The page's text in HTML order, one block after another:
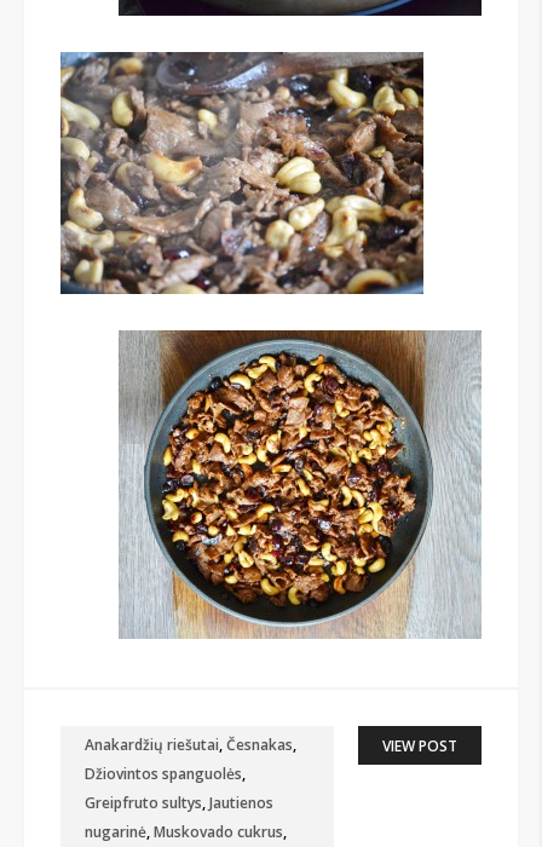
Anakardžių riešutai,Česnakas,
Džiovintos spanguolės,
Greipfruto sultys,Jautienos
nugarinė,Muskovado cukrus,
VIEW POST